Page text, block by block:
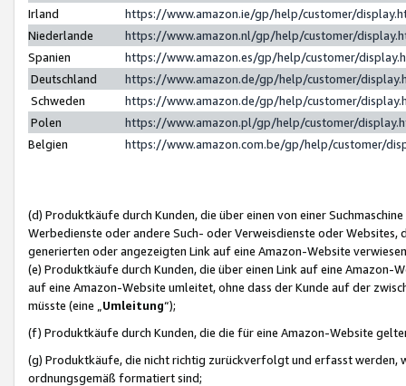
Irland
https://www.amazon.ie/gp/help/customer/
Niederlande
https://www.amazon.nl/gp/help/customer/
Spanien
https://www.amazon.es/gp/help/customer/
Deutschland
https://www.amazon.de/gp/help/customer/
Schweden
https://www.amazon.de/gp/help/customer/
Polen
https://www.amazon.pl/gp/help/customer/
Belgien
https://www.amazon.com.be/gp/help/customer/
(d) Produktkäufe durch Kunden, die über einen von einer
Werbedienste oder andere Such- oder Verweisdienste oder Websites,
generierten oder angezeigten Link auf eine Amazon-Website
(e) Produktkäufe durch Kunden, die über einen Link auf eine
auf eine Amazon-Website umleitet, ohne dass der Kunde auf der
müsste (eine „ Umleitung“);
(f) Produktkäufe durch Kunden, die die für eine Amazon-Website
(g) Produktkäufe, die nicht richtig zurückverfolgt und erfasst werden,
ordnungsgemäß formatiert sind;